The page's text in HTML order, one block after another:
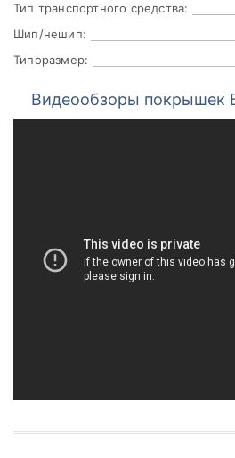
Тип транспортного средства:
Шип/нешип:
Типоразмер:
Видеообзоры покрышек